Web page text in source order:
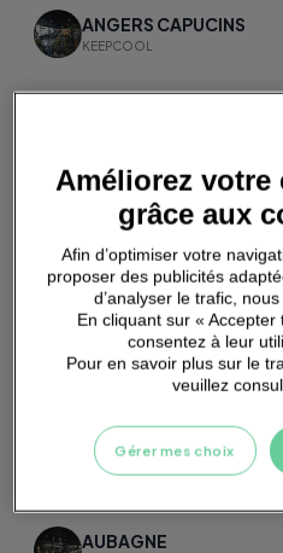
ANGERS CAPUCINS
KEEPCOOL
ANNECY
KEEPCOOL
ANTONY
KEEPCOOL
ARLES FOURCHON
KEEPCOOL
AUBAGNE
Améliorez votre
grâce aux
Afin d’optimiser votre
proposer des publicités
d’analyser le trafic,
En cliquant sur «
consentez à leur
Pour en savoir plus sur le
veuillez
Gérer mes choix